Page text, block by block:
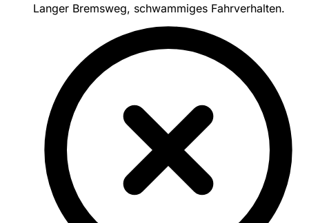
Langer Bremsweg, schwammiges Fahrverhalten.